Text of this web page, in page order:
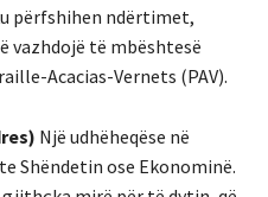
përfshihen ndërtimet,
vazhdojë të mbështesë
Acacias-Vernets (PAV).
Një udhëheqëse në
Shëndetin ose Ekonominë.